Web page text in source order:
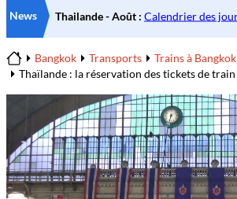
News
Home
Bangkok Transports
Trains à Bangkok
Thaïlande : la réservation des tickets de train